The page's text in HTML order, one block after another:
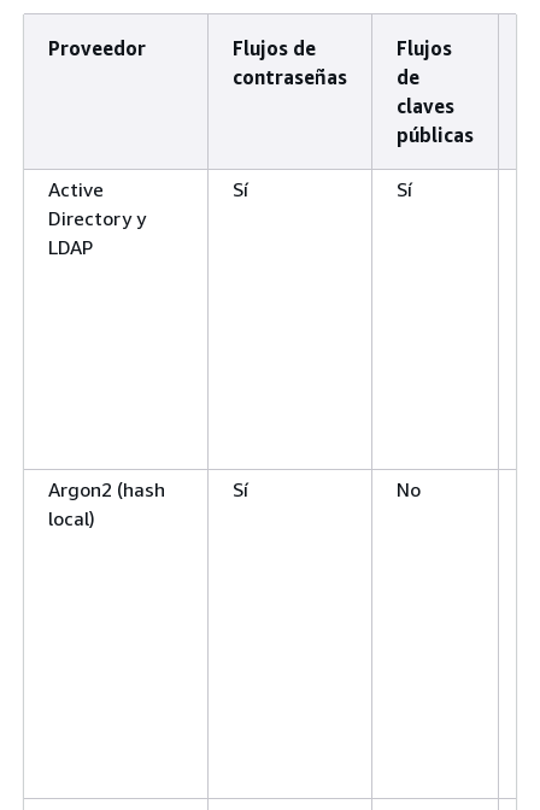
Proveedor
Flujos de
contraseñas
Flujos
de
claves
públicas
Active
Directory y
LDAP
Sí Sí
Argon2 (hash
local)
Sí No